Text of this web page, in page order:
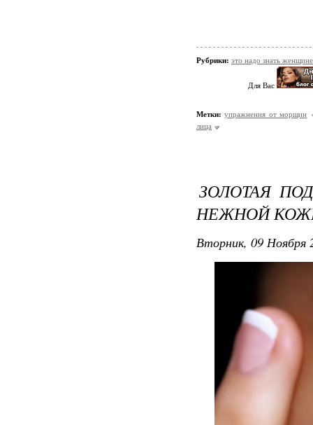
Рубрики: это надо знать
Для Вас
Метки: упражнения от морщин
лица
ЗОЛОТАЯ
НЕЖНОЙ
Вторник, 09 Ноября